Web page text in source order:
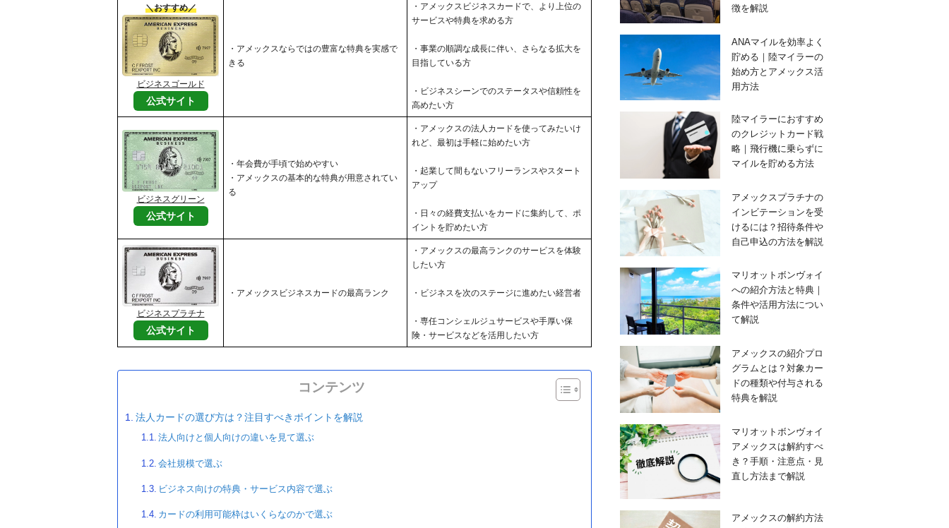
＼おすすめ／
ビジネスゴールド
公式サイト
・アメックスならではの豊富な特典を実感で
きる
・アメックスビジネスカードで、より上位の
サービスや特典を求める方
・事業の順調な成長に伴い、さらなる拡大を
目指している方
・ビジネスシーンでのステータスや信頼性を
高めたい方
ビジネスグリーン
公式サイト
・年会費が手頃で始めやすい
・アメックスの基本的な特典が用意されてい
る
・アメックスの法人カードを使ってみたいけ
れど、最初は手軽に始めたい方
・起業して間もないフリーランスやスタート
アップ
・日々の経費支払いをカードに集約して、ポ
イントを貯めたい方
ビジネスプラチナ
公式サイト
・アメックスビジネスカードの最高ランク
・アメックスの最高ランクのサービスを体験
したい方
・ビジネスを次のステージに進めたい経営者
・専任コンシェルジュサービスや手厚い保
険・サービスなどを活用したい方
コンテンツ
法人カードの選び方は？注目すべきポイントを解説
法人向けと個人向けの違いを見て選ぶ
会社規模で選ぶ
ビジネス向けの特典・サービス内容で選ぶ
カードの利用可能枠はいくらなのかで選ぶ
徴を解説
ANAマイルを効率よく
貯める｜陸マイラーの
始め方とアメックス活
用方法
陸マイラーにおすすめ
のクレジットカード戦
略｜飛行機に乗らずに
マイルを貯める方法
アメックスプラチナの
インビテーションを受
けるには？招待条件や
自己申込の方法を解説
マリオットボンヴォイ
への紹介方法と特典｜
条件や活用方法につい
て解説
アメックスの紹介プロ
グラムとは？対象カー
ドの種類や付与される
特典を解説
マリオットボンヴォイ
アメックスは解約すべ
き？手順・注意点・見
直し方法まで解説
アメックスの解約方法